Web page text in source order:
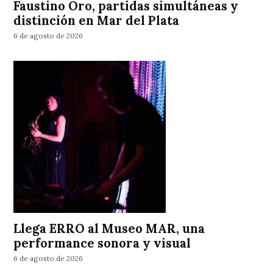
Faustino Oro, partidas simultáneas y
distinción en Mar del Plata
6 de agosto de 2026
Llega ERRO al Museo MAR, una
performance sonora y visual
6 de agosto de 2026